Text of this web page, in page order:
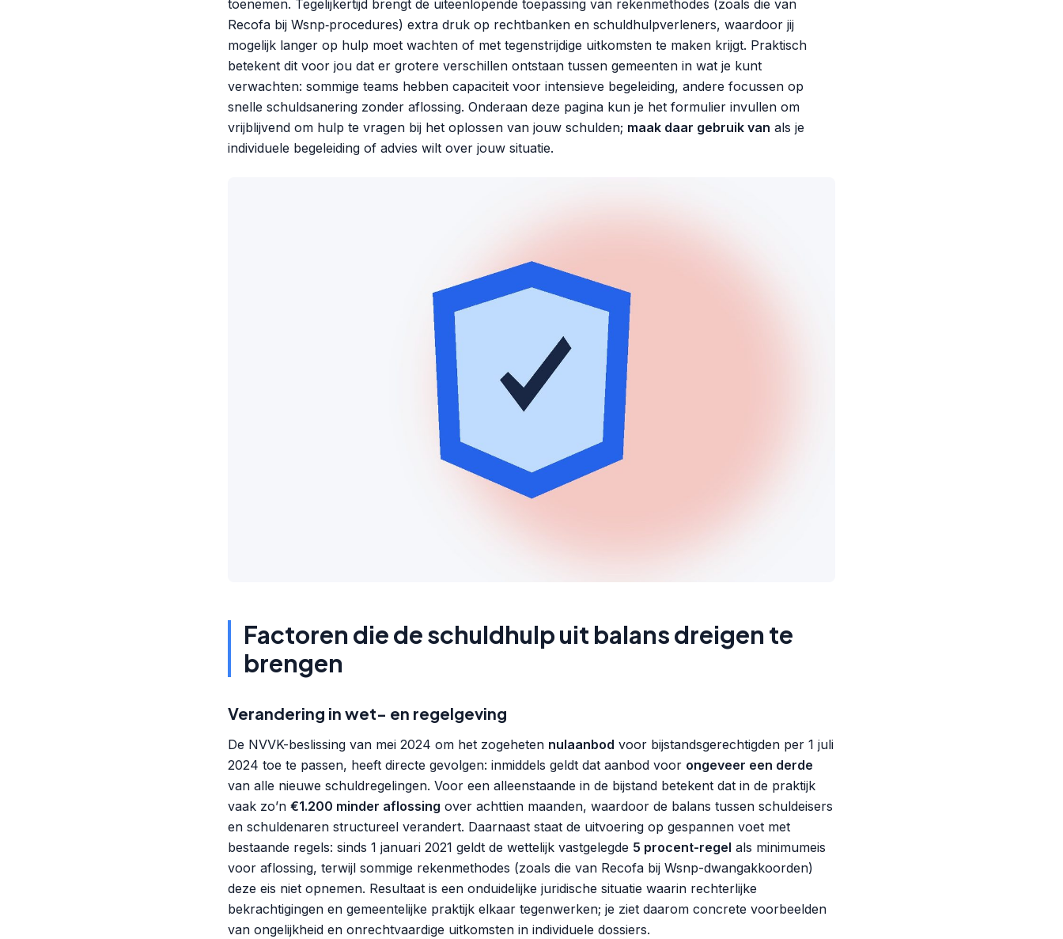
toenemen. Tegelijkertijd brengt de uiteenlopende toepassing van rekenmethodes (zoals die van
Recofa bij Wsnp‑procedures) extra druk op rechtbanken en schuldhulpverleners, waardoor jij
mogelijk langer op hulp moet wachten of met tegenstrijdige uitkomsten te maken krijgt. Praktisch
betekent dit voor jou dat er grotere verschillen ontstaan tussen gemeenten in wat je kunt
verwachten: sommige teams hebben capaciteit voor intensieve begeleiding, andere focussen op
snelle schuldsanering zonder aflossing. Onderaan deze pagina kun je het formulier invullen om
vrijblijvend om hulp te vragen bij het oplossen van jouw schulden; maak daar gebruik van als je
individuele begeleiding of advies wilt over jouw situatie.
Factoren die de schuldhulp uit balans dreigen te
brengen
Verandering in wet- en regelgeving
De NVVK-beslissing van mei 2024 om het zogeheten nulaanbod voor bijstandsgerechtigden per 1 juli
2024 toe te passen, heeft directe gevolgen: inmiddels geldt dat aanbod voor ongeveer een derde
van alle nieuwe schuldregelingen. Voor een alleenstaande in de bijstand betekent dat in de praktijk
vaak zo’n €1.200 minder aflossing over achttien maanden, waardoor de balans tussen schuldeisers
en schuldenaren structureel verandert. Daarnaast staat de uitvoering op gespannen voet met
bestaande regels: sinds 1 januari 2021 geldt de wettelijk vastgelegde 5 procent-regel als minimumeis
voor aflossing, terwijl sommige rekenmethodes (zoals die van Recofa bij Wsnp-dwangakkoorden)
deze eis niet opnemen. Resultaat is een onduidelijke juridische situatie waarin rechterlijke
bekrachtigingen en gemeentelijke praktijk elkaar tegenwerken; je ziet daarom concrete voorbeelden
van ongelijkheid en onrechtvaardige uitkomsten in individuele dossiers.